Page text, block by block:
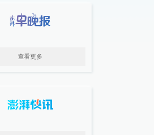
查看更多